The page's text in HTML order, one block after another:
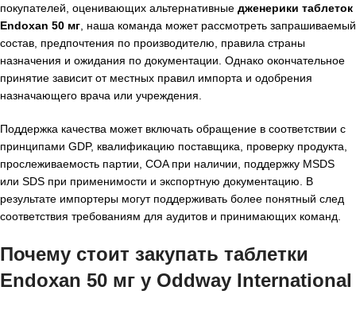
покупателей, оценивающих альтернативные дженерики таблеток
Endoxan 50 мг , наша команда может рассмотреть запрашиваемый
состав, предпочтения по производителю, правила страны
назначения и ожидания по документации. Однако окончательное
принятие зависит от местных правил импорта и одобрения
назначающего врача или учреждения.
Поддержка качества может включать обращение в соответствии с
принципами GDP, квалификацию поставщика, проверку продукта,
прослеживаемость партии, COA при наличии, поддержку MSDS
или SDS при применимости и экспортную документацию. В
результате импортеры могут поддерживать более понятный след
соответствия требованиям для аудитов и принимающих команд.
Почему стоит закупать таблетки
Endoxan 50 мг у Oddway International